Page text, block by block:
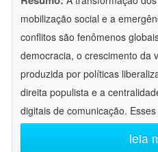
mobilização social e a
conflitos são fenômenos
democracia, o crescimento da
produzida por políticas
direita populista e a
digitais de comunicação.
leia